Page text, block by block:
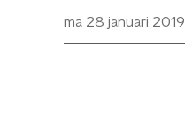
ma 28 januari 2019